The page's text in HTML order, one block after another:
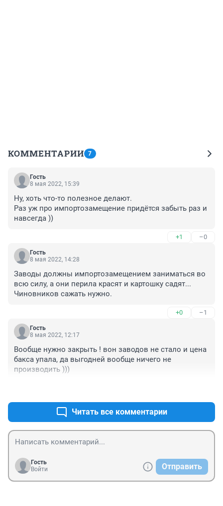
КОММЕНТАРИИ 7
Гость
8 мая 2022, 15:39
Ну, хоть что-то полезное делают.
Раз уж про импортозамещение придётся забыть раз и
навсегда ))
+1 –0
Гость
8 мая 2022, 14:28
Заводы должны импортозамещением заниматься во
всю силу, а они перила красят и картошку садят...
Чиновников сажать нужно.
+0 –1
Гость
8 мая 2022, 12:17
Вообще нужно закрыть ! вон заводов не стало и цена
бакса упала, да выгодней вообще ничего не
производить )))
Читать все комментарии
Гость
Войти
Отправить